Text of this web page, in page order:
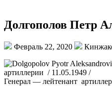
Долгополов Петр
Февраль 22, 2020
артиллерии / 11.05.1949 /
Генерал — лейтенант